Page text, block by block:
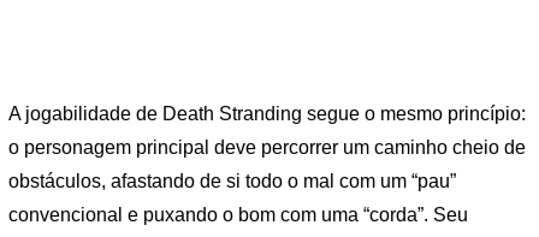
A jogabilidade de Death Stranding segue o mesmo princípio:
o personagem principal deve percorrer um caminho cheio de
obstáculos, afastando de si todo o mal com um “pau”
convencional e puxando o bom com uma “corda”. Seu